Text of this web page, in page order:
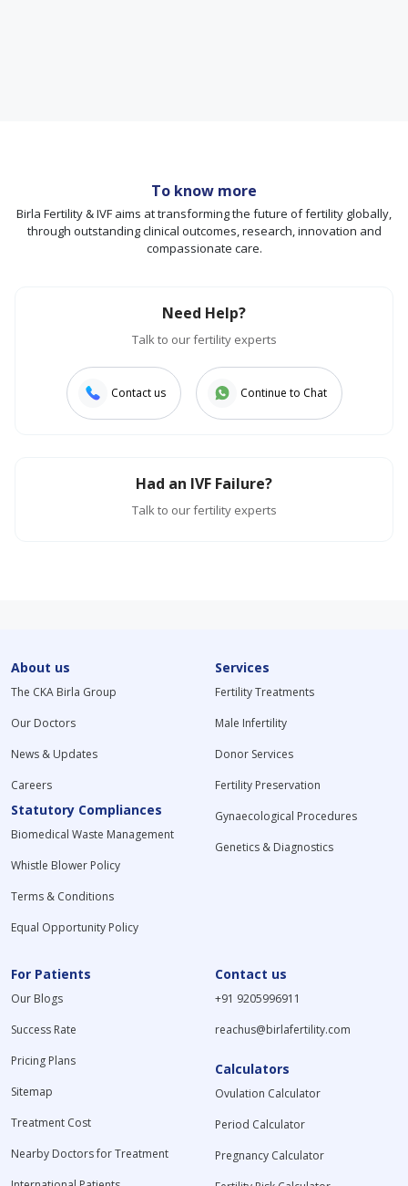
To know more
Birla Fertility & IVF aims at transforming the future of fertility globally,
through outstanding clinical outcomes, research, innovation and
compassionate care.
Need Help?
Talk to our fertility experts
Contact us Continue to Chat
Had an IVF Failure?
Talk to our fertility experts
About us
The CKA Birla Group
Our Doctors
News & Updates
Careers
Statutory Compliances
Biomedical Waste Management
Whistle Blower Policy
Terms & Conditions
Equal Opportunity Policy
Services
Fertility Treatments
Male Infertility
Donor Services
Fertility Preservation
Gynaecological Procedures
Genetics & Diagnostics
For Patients
Our Blogs
Success Rate
Pricing Plans
Sitemap
Treatment Cost
Nearby Doctors for Treatment
Contact us
+91 9205996911
reachus@birlafertility.com
Calculators
Ovulation Calculator
Period Calculator
Pregnancy Calculator